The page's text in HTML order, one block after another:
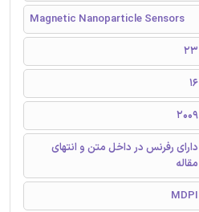
Magnetic Nanoparticle Sensors
23
16
2009
دارای رفرنس در داخل متن و انتهای
مقاله
MDPI